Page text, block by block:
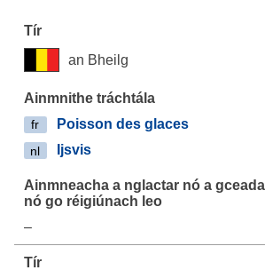
an Bheilg
fr Poisson des glaces
nl Ijsvis
–